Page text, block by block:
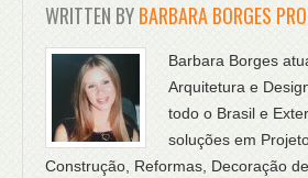
WRITTEN BYBARBARA BORGES
Barbara Borges
Arquitetura e
todo o Brasil e
soluções em
Construção, Reformas, Decoração